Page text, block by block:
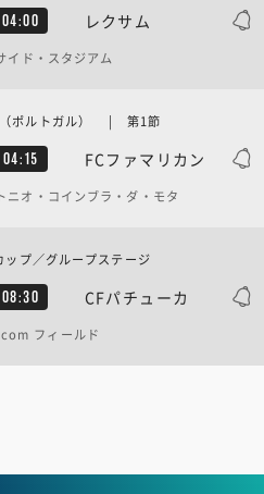
04:00 レクサム
イド・スタジアム
04:15 FCファマリカン
（ポルトガル） | 第1節
ニオ・コインブラ・ダ・モタ
08:30 CFパチューカ
／グループステージ
フィールド